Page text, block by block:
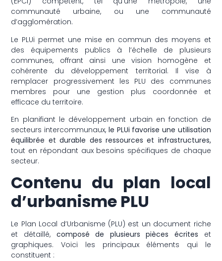
communauté urbaine, ou une communauté
d’agglomération.
Le PLUi permet une mise en commun des moyens et
des équipements publics à l’échelle de plusieurs
communes, offrant ainsi une vision homogène et
cohérente du développement territorial. Il vise à
remplacer progressivement les PLU des communes
membres pour une gestion plus coordonnée et
efficace du territoire.
En planifiant le développement urbain en fonction de
secteurs intercommunaux, le PLUi favorise une utilisation
équilibrée et durable des ressources et infrastructures,
tout en répondant aux besoins spécifiques de chaque
secteur.
Contenu du plan local
d’urbanisme PLU
Le Plan Local d’Urbanisme (PLU) est un document riche
et détaillé, composé de plusieurs pièces écrites et
graphiques. Voici les principaux éléments qui le
constituent :